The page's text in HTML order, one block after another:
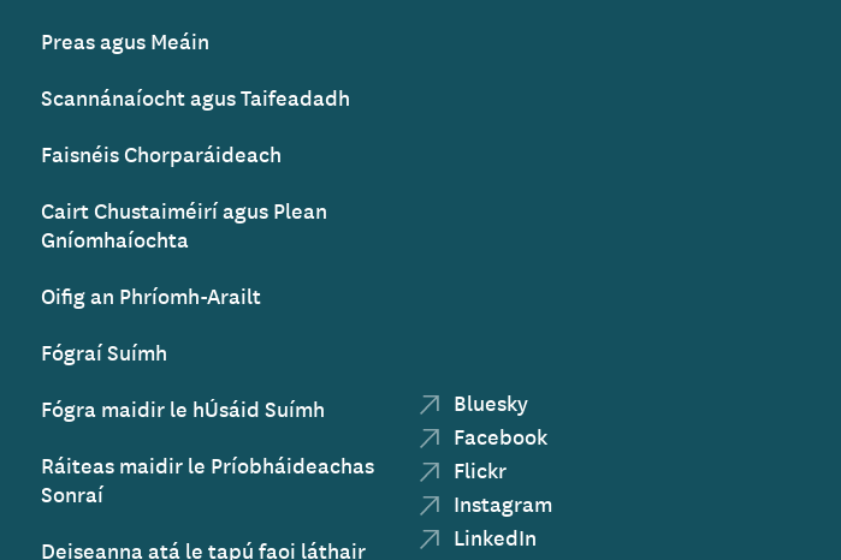
Preas agus Meáin
Scannánaíocht agus Taifeadadh
Faisnéis Chorparáideach
Cairt Chustaiméirí agus Plean
Gníomhaíochta
Oifig an Phríomh-Arailt
Fógraí Suímh
Fógra maidir le hÚsáid Suímh
Ráiteas maidir le Príobháideachas
Sonraí
Deiseanna atá le tapú faoi láthair
Bluesky
Facebook
Flickr
Instagram
LinkedIn